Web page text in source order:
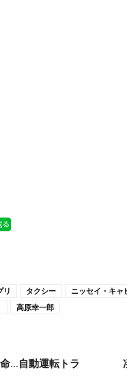
リ タクシー ニッセイ・キャ
高原幸一郎
…自動運転トラ